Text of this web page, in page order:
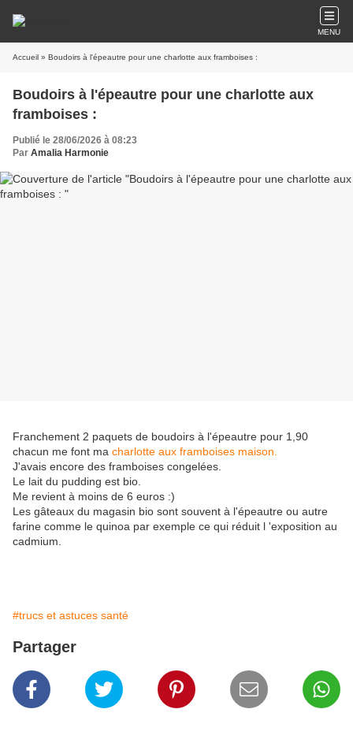
MENU
Accueil » Boudoirs à l'épeautre pour une charlotte aux framboises :
Boudoirs à l'épeautre pour une charlotte aux
framboises :
Publié le 28/06/2026 à 08:23
Par Amalia Harmonie
Franchement 2 paquets de boudoirs à l'épeautre pour 1,90
chacun me font ma charlotte aux framboises maison.
J'avais encore des framboises congelées.
Le lait du pudding est bio.
Me revient à moins de 6 euros :)
Les gâteaux du magasin bio sont souvent à l'épeautre ou autre
farine comme le quinoa par exemple ce qui réduit l 'exposition au
cadmium.
#trucs et astuces santé
Partager